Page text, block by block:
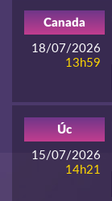
18/07/2026
13h59
Canada
15/07/2026
14h21
Úc